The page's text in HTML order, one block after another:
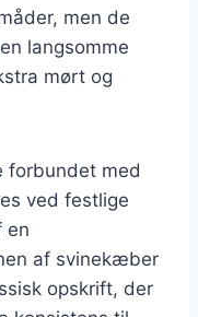
men de
langsomme
mørt og
forbundet med
ved festlige
en
af svinekæber
opskrift, der